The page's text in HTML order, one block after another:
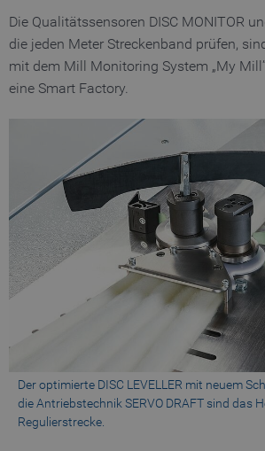
Die Qualitätssensoren DISC MONITOR
die jeden Meter Streckenband prüfen,
mit dem Mill Monitoring System „My
eine Smart Factory.
Der optimierte DISC LEVELLER mit neuem
die Antriebstechnik SERVO DRAFT sind das
Regulierstrecke.